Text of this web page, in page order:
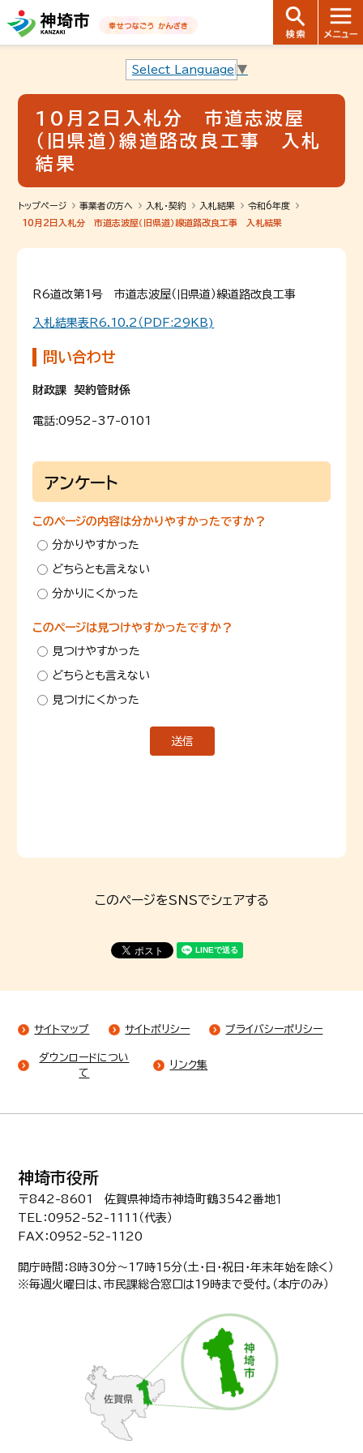
音声読み上げ用ナビゲーションです。
本文へ移動します
ページ最後（フッター）へ移動します
音声読み上げ用ナビゲーションはここまでです。
Select Language ▼
10月2日入札分 市道志波屋
（旧県道）線道路改良工事 入札
結果
トップページ 事業者の方へ 入札・契約 入札結果
令和6年度
10月2日入札分 市道志波屋（旧県道）線道路改良工事 入札結果
Ｒ6道改第1号 市道志波屋（旧県道）線道路改良工事
入札結果表Ｒ6.10.2（PDF:29KB)
問い合わせ
財政課 契約管財係
電話:0952-37-0101
アンケート
このページの内容は分かりやすかったですか？
分かりやすかった
どちらとも言えない
分かりにくかった
このページは見つけやすかったですか？
見つけやすかった
どちらとも言えない
見つけにくかった
このページをSNSでシェアする
サイトマップ サイトポリシー プライバシーポリシー
ダウンロードについ
て
リンク集
神埼市役所
〒842-8601 佐賀県神埼市神埼町鶴3542番地１
TEL：0952-52-1111（代表）
FAX：0952-52-1120
開庁時間：8時30分〜17時15分（土・日・祝日・年末年始を除く）
※毎週火曜日は、市民課総合窓口は19時まで受付。（本庁のみ）